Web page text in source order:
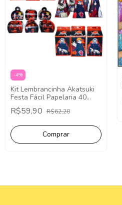
-4%
Kit Lembrancinha Akatsuki
Festa Fácil Papelaria 40
Caixinhas
R$59,90 R$62,20